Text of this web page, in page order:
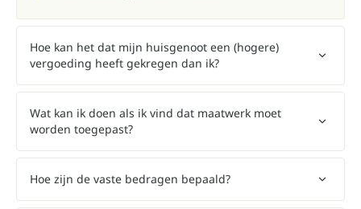
Hoe kan het dat mijn huisgenoot een (hogere)
vergoeding heeft gekregen dan ik?
Wat kan ik doen als ik vind dat maatwerk moet
worden toegepast?
Hoe zijn de vaste bedragen bepaald?